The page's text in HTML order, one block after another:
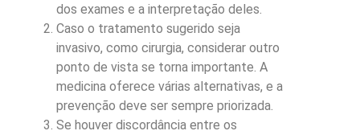
dos exames e a interpretação deles.
Caso o tratamento sugerido seja
invasivo, como cirurgia, considerar outro
ponto de vista se torna importante. A
medicina oferece várias alternativas, e a
prevenção deve ser sempre priorizada.
Se houver discordância entre os